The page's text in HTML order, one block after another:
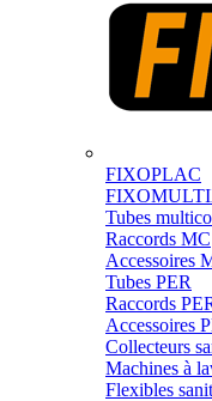
FIXOPLAC
Tubes
Raccords MC
Accessoires
Tubes PER
Raccords
Accessoires
Collecteurs
Machines à
Flexibles